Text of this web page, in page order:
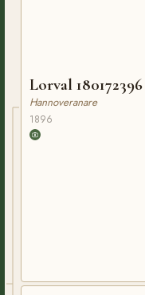
Lorval 180172396
Hannoveranare
1896